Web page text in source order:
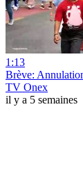
1:13
Brève:
TV Onex
il y a 5 semaines